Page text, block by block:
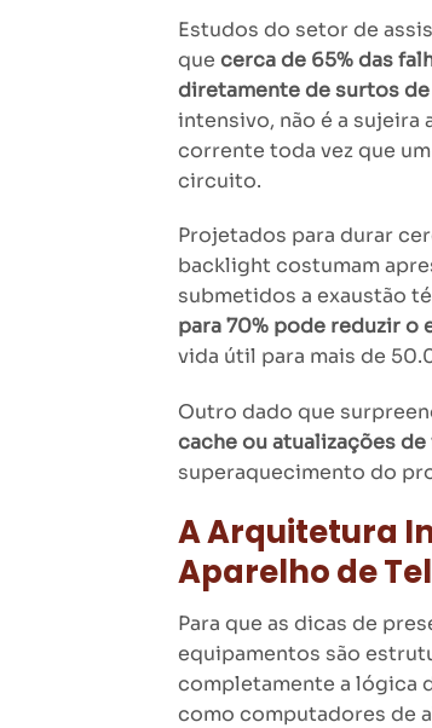
Estudos do setor de
que cerca de 65% das
diretamente de surtos
intensivo, não é a sujeira
corrente toda vez que
circuito.
Projetados para durar
backlight costumam
submetidos a exaustão
para 70% pode reduzir o
vida útil para mais de
Outro dado que
cache ou atualizações
superaquecimento do
A Arquitetura
Aparelho de
Para que as dicas de
equipamentos são
completamente a lógica
como computadores de